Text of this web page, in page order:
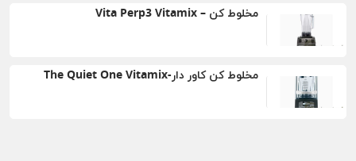
مخلوط کن – Vita Perp3 Vitamix
مخلوط کن کاور دار-The Quiet One Vitamix